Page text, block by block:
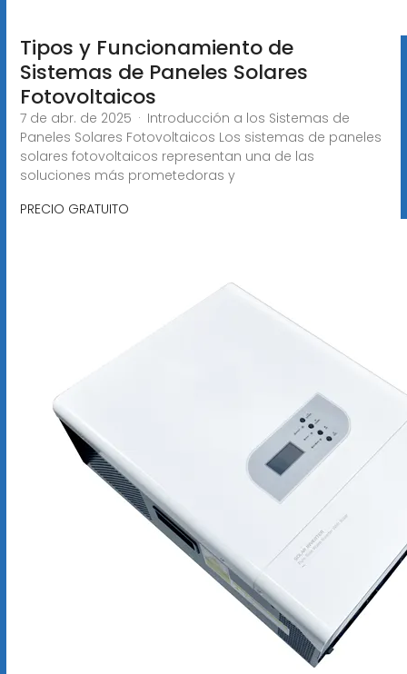
Tipos y Funcionamiento de
Sistemas de Paneles Solares
Fotovoltaicos
7 de abr. de 2025 · Introducción a los Sistemas de
Paneles Solares Fotovoltaicos Los sistemas de paneles
solares fotovoltaicos representan una de las
soluciones más prometedoras y
PRECIO GRATUITO